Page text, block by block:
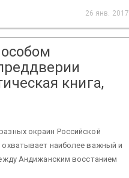
26 янв. 2017
книга,
окраин Российской
наиболее важный и
Андижанским восстанием